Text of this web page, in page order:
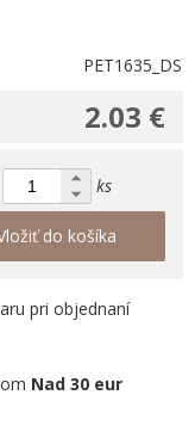
PET1635_DS
2.03 €
ks
do košíka
pri objednaní
Nad 30 eur